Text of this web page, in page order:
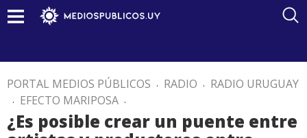
PORTAL MEDIOS PÚBLICOS . RADIO . RADIO URUGUAY
. EFECTO MARIPOSA .
¿Es posible crear un puente entre